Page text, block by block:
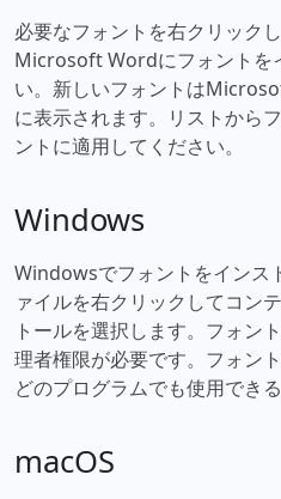
必要なフォントを右クリック
Microsoft Wordにフォントを
い。新しいフォントは
に表示されます。リストから
ントに適用してください。
Windows
Windowsでフォントをインス
ァイルを右クリックしてコン
トールを選択します。フォン
理者権限が必要です。フォン
どのプログラムでも使用でき
macOS